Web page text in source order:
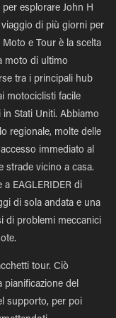
esplorare John H
di più giorni per
Moto e Tour è la scelta
moto di ultimo
tra i principali hub
motociclisti facile
Stati Uniti. Abbiamo
regionale, molte delle
immediato al
strade vicino a casa.
EAGLERIDER di
di sola andata e una
di problemi meccanici
tour. Ciò
pianificazione del
supporto, per poi